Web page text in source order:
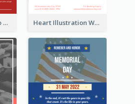
Blood Donor Photo World Blood Donor Day Instagram Post Heart Illustration World Blood Donor Day Instagram Post